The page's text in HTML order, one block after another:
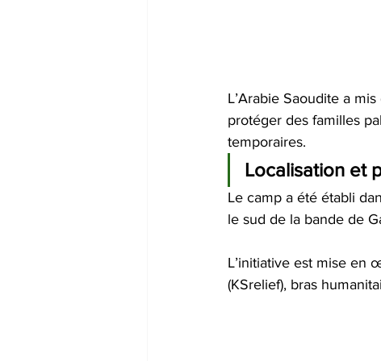
L’Arabie Saoudite a
protéger des familles
temporaires.
Localisation et
Le camp a été établi
le sud de la bande de
L’initiative est mise en
(KSrelief), bras